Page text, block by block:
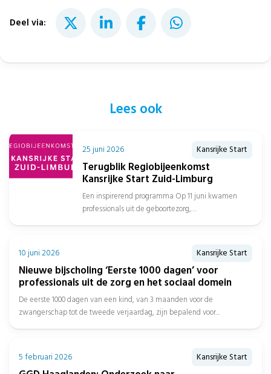
Deel via:
Lees ook
25 juni 2026 Kansrijke Start
Terugblik Regiobijeenkomst
Kansrijke Start Zuid-Limburg
Een inspirerend programma Op 11 juni kwamen
professionals uit de geboortezorg,
10 juni 2026 Kansrijke Start
Nieuwe bijscholing ‘Eerste 1000 dagen’ voor
professionals uit de zorg en het sociaal domein
De eerste 1000 dagen van een kind, van 3 maanden voor de
zwangerschap tot de tweede verjaardag, zijn bepalend voor...
5 februari 2026 Kansrijke Start